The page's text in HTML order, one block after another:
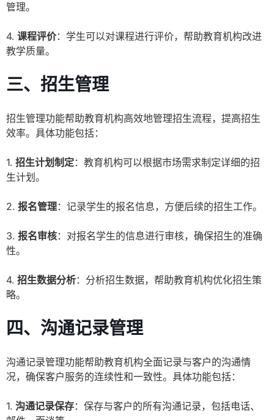
管理。
4. 课程评价：学生可以对课程进行评价，帮助教育机构改进
教学质量。
三、招生管理
招生管理功能帮助教育机构高效地管理招生流程，提高招生
效率。具体功能包括：
1. 招生计划制定：教育机构可以根据市场需求制定详细的招
生计划。
2. 报名管理：记录学生的报名信息，方便后续的招生工作。
3. 报名审核：对报名学生的信息进行审核，确保招生的准确
性。
4. 招生数据分析：分析招生数据，帮助教育机构优化招生策
略。
四、沟通记录管理
沟通记录管理功能帮助教育机构全面记录与客户的沟通情
况，确保客户服务的连续性和一致性。具体功能包括：
1. 沟通记录保存：保存与客户的所有沟通记录，包括电话、